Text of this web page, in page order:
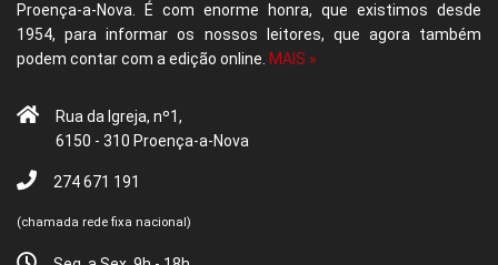
Proença-a-Nova. É com enorme honra, que existimos desde
1954, para informar os nossos leitores, que agora também
podem contar com a edição online. MAIS »
Rua da Igreja, nº1,
6150 - 310 Proença-a-Nova
274 671 191
(chamada rede fixa nacional)